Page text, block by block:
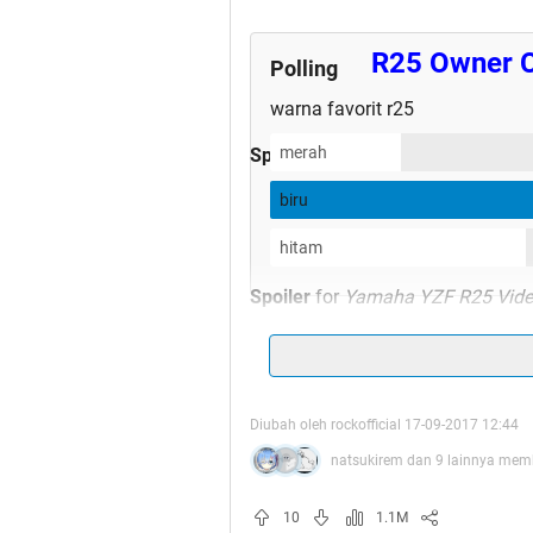
R25 Owner
Spoilerfor
Spoiler for Yamaha YZF R25
Polling
warna favorit r25
merah
biru
hitam
Diubah oleh rockofficial 17-09-2017 12:44
natsukirem dan 9 lainnya
10 1.1M